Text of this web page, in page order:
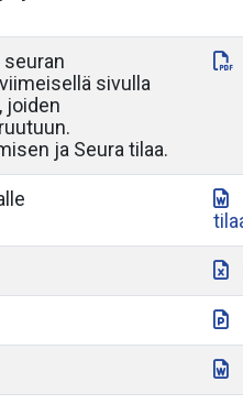
sivulla
joiden
ja Seura tilaa.